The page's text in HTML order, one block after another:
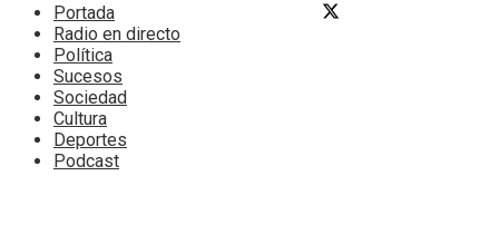
Portada
Radio en directo
Política
Sucesos
Sociedad
Cultura
Deportes
Podcast